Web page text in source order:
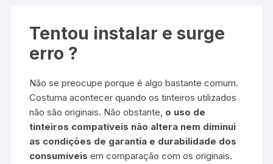
Tentou instalar e surge
erro ?
Não se preocupe porque é algo bastante comum.
Costuma acontecer quando os tinteiros utilizados
não são originais. Não obstante, o uso de
tinteiros compatíveis não altera nem diminui
as condições de garantia e durabilidade dos
consumíveisem comparação com os originais.